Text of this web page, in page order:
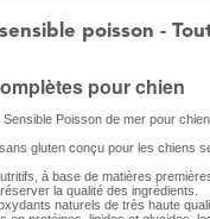
poisson -
pour chien
Poisson de mer pour
gluten conçu pour les chiens
à base de matières
la qualité des ingrédients.
naturels de très haute